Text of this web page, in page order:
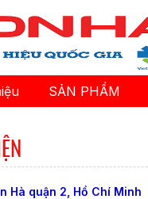
SẢN PHẨM
Hà quận 2, Hồ Chí Minh